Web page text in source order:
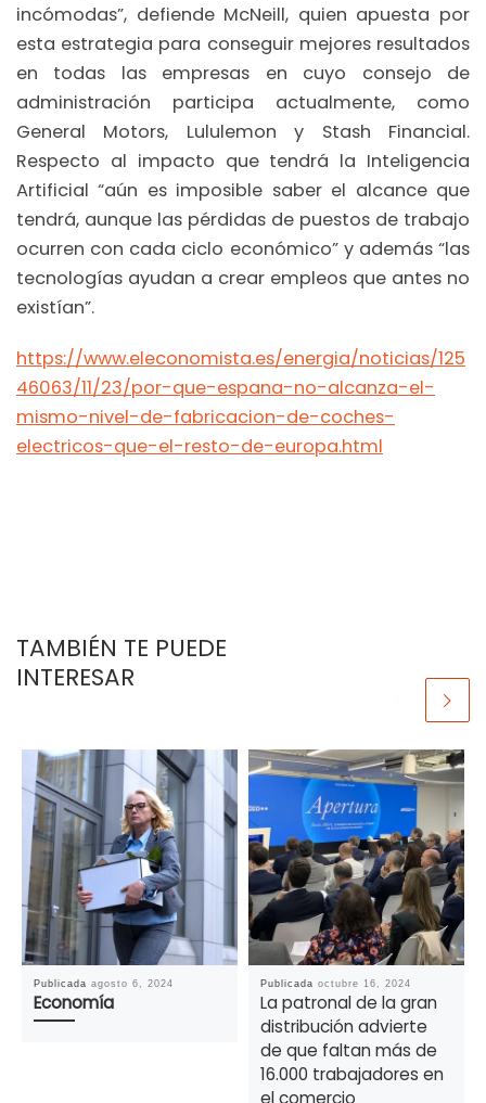
incómodas”, defiende McNeill, quien apuesta por
esta estrategia para conseguir mejores resultados
en todas las empresas en cuyo consejo de
administración participa actualmente, como
General Motors, Lululemon y Stash Financial.
Respecto al impacto que tendrá la Inteligencia
Artificial “aún es imposible saber el alcance que
tendrá, aunque las pérdidas de puestos de trabajo
ocurren con cada ciclo económico” y además “las
tecnologías ayudan a crear empleos que antes no
existían”.
https://www.eleconomista.es/energia/noticias/125
46063/11/23/por-que-espana-no-alcanza-el-
mismo-nivel-de-fabricacion-de-coches-
electricos-que-el-resto-de-europa.html
TAMBIÉN TE PUEDE
INTERESAR
Publicada agosto 6, 2024
Economía
Publicada octubre 16, 2024
La patronal de la gran
distribución advierte
de que faltan más de
16.000 trabajadores en
el comercio